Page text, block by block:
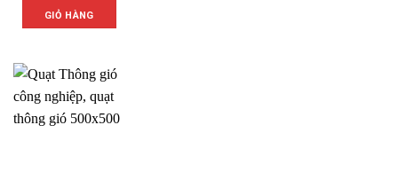
GIỎ HÀNG